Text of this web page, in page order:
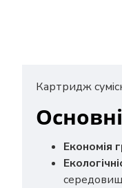
Картридж
Економія